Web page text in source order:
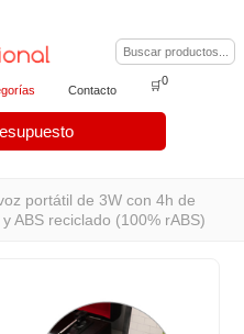
Contacto 🛒0
portátil de 3W con 4h de
ABS reciclado (100% rABS)